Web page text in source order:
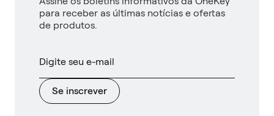
para receber as últimas notícias e ofertas
de produtos.
Se inscrever